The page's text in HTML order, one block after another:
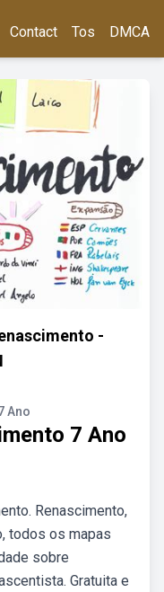
Contact Tos DMCA
-
Ano
7 Ano
Renascimento,
todos os mapas
sobre
Gratuita e